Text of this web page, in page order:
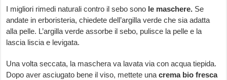
I migliori rimedi naturali contro il sebo sono le maschere. Se
andate in erboristeria, chiedete dell’argilla verde che sia adatta
alla pelle. L’argilla verde assorbe il sebo, pulisce la pelle e la
lascia liscia e levigata.
Una volta seccata, la maschera va lavata via con acqua tiepida.
Dopo aver asciugato bene il viso, mettete unacrema bio fresca